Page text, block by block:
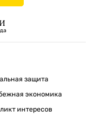
защита
экономика
интересов